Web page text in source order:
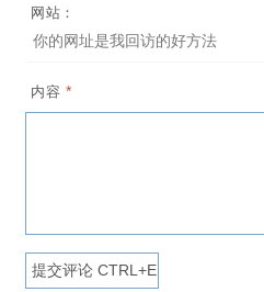
网站：
内容 *